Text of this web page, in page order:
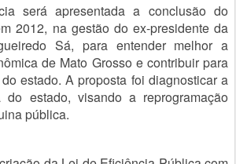
será apresentada a conclusão do
2012, na gestão do ex-presidente da
Sá, para entender melhor a
de Mato Grosso e contribuir para
estado. A proposta foi diagnosticar a
do estado, visando a reprogramação
pública.